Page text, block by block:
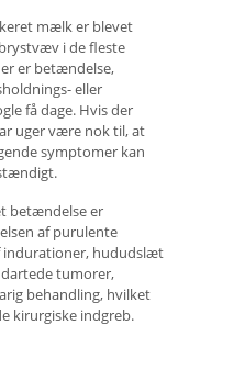
mælk er blevet
i de fleste
er betændelse,
eller
få dage. Hvis der
uger være nok til, at
symptomer kan
betændelse er
af ​​purulente
​​indurationer, hududslæt
tumorer,
behandling, hvilket
kirurgiske indgreb.